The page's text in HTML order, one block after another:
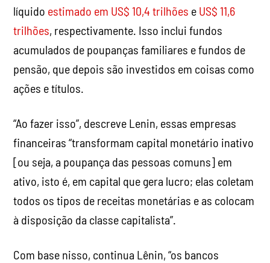
líquido estimado em US$ 10,4 trilhões e US$ 11,6
trilhões, respectivamente. Isso inclui fundos
acumulados de poupanças familiares e fundos de
pensão, que depois são investidos em coisas como
ações e títulos.
“Ao fazer isso”, descreve Lenin, essas empresas
financeiras “transformam capital monetário inativo
[ou seja, a poupança das pessoas comuns] em
ativo, isto é, em capital que gera lucro; elas coletam
todos os tipos de receitas monetárias e as colocam
à disposição da classe capitalista”.
Com base nisso, continua Lênin, “os bancos